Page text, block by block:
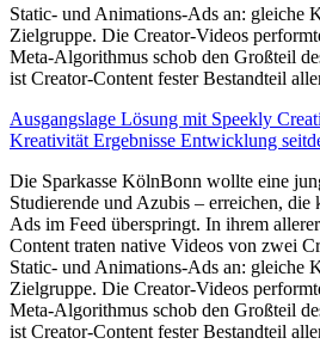
Static- und Animations-Ads an: gleiche
Zielgruppe. Die Creator-Videos
Meta-Algorithmus schob den Großteil
ist Creator-Content fester Bestandteil
Ausgangslage Lösung mit Speekly
Kreativität Ergebnisse Entwicklung
Die Sparkasse KölnBonn wollte eine
Studierende und Azubis – erreichen,
Ads im Feed überspringt. In ihrem
Content traten native Videos von zwei
Static- und Animations-Ads an: gleiche
Zielgruppe. Die Creator-Videos
Meta-Algorithmus schob den Großteil
ist Creator-Content fester Bestandteil